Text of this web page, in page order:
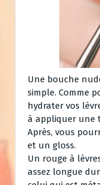
Une bouche
simple. Comme
hydrater vos
à appliquer une
Après, vous
et un gloss.
Un rouge à
assez longue